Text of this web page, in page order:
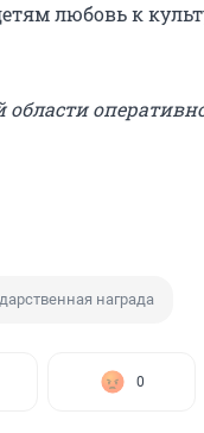
любовь к
награда
0